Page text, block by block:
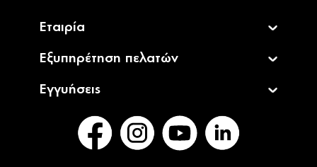
Εταιρία
Εξυπηρέτηση πελατών
Εγγυήσεις